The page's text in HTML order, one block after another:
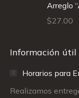
Arreglo
$27.00
Información útil
Horarios para
Realizamos